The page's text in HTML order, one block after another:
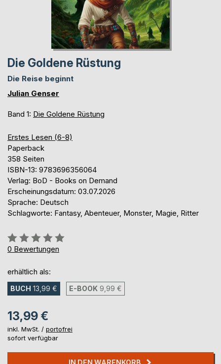
Die Goldene Rüstung
Die Reise beginnt
Julian Genser
Band 1: Die Goldene Rüstung
Erstes Lesen (6-8)
Paperback
358 Seiten
ISBN-13: 9783696356064
Verlag: BoD - Books on Demand
Erscheinungsdatum: 03.07.2026
Sprache: Deutsch
Schlagworte: Fantasy, Abenteuer, Monster, Magie, Ritter
Bewertung::
0%
0 Bewertungen
erhältlich als:
BUCH 13,99 € E-BOOK 9,99 €
13,99 €
inkl. MwSt. / portofrei
sofort verfügbar
IN DEN WARENKORB